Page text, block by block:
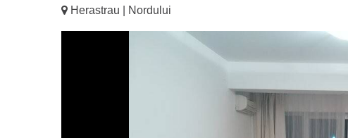
Herastrau | Nordului